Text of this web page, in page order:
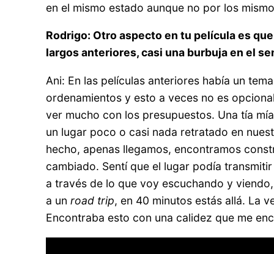
en el mismo estado aunque no por los
Rodrigo: Otro aspecto en tu película es
largos anteriores, casi una burbuja en el
Ani: En las películas anteriores había un
ordenamientos y esto a veces no es
ver mucho con los presupuestos. Una tía
un lugar poco o casi nada retratado en
hecho, apenas llegamos, encontramos
cambiado. Sentí que el lugar podía
a través de lo que voy escuchando y
a unroad trip, en 40 minutos estás allá. La
Encontraba esto con una calidez que me